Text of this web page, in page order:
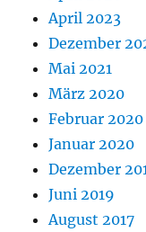
April 2023
Dezember
Mai 2021
März 2020
Februar 2020
Januar 2020
Dezember
Juni 2019
August 2017